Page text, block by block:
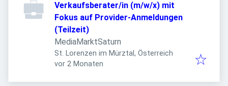
Verkaufsberater/in (m/w/x) mit
Fokus auf Provider-Anmeldungen
(Teilzeit)
MediaMarktSaturn
St. Lorenzen im Mürztal, Österreich
Veröffentlicht:
vor 2 Monaten